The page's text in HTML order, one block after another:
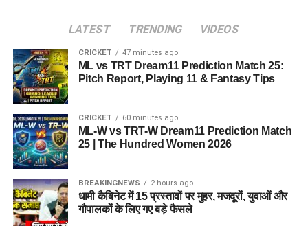
LATEST TRENDING VIDEOS
CRICKET 47 minutes ago
ML vs TRT Dream11 Prediction Match 25:
Pitch Report, Playing 11 & Fantasy Tips
CRICKET 60 minutes ago
ML-W vs TRT-W Dream11 Prediction Match
25 | The Hundred Women 2026
BREAKINGNEWS 2 hours ago
धामी कैबिनेट में 15 प्रस्तावों पर मुहर, मजदूरों, युवाओं और
गौपालकों के लिए गए बड़े फैसले